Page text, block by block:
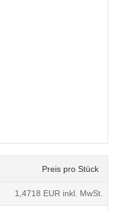
Preis pro Stück
1,4718 EUR inkl. MwSt.